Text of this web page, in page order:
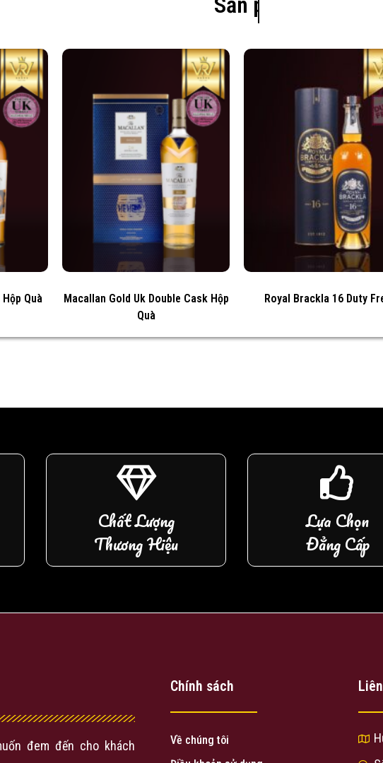
Quà
Macallan Gold Uk Double Cask Hộp
Quà
Royal Brackla 16 Duty
Chất Lượng
Thương Hiệu
Lựa Chọn
Đẳng Cấp
đem đến cho khách
Chính sách
Về chúng tôi